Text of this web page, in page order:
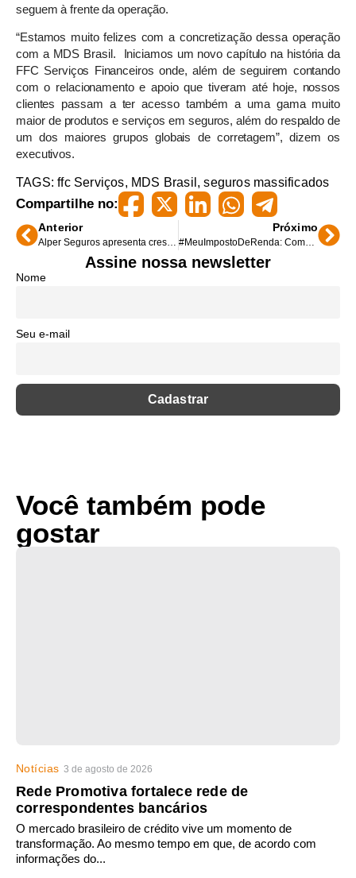
seguem à frente da operação.
“Estamos muito felizes com a concretização dessa operação
com a MDS Brasil. Iniciamos um novo capítulo na história da
FFC Serviços Financeiros onde, além de seguirem contando
com o relacionamento e apoio que tiveram até hoje, nossos
clientes passam a ter acesso também a uma gama muito
maior de produtos e serviços em seguros, além do respaldo de
um dos maiores grupos globais de corretagem”, dizem os
executivos.
TAGS: ffc Serviços, MDS Brasil ,seguros massificados
Compartilhe no:
Anterior Próximo
#MeuImpostoDeRenda: Como declarar o plano de previdência privada no IRPF 2024?
Assine nossa newsletter
Nome
Seu e-mail
Você também pode
gostar
Notícias 3 de agosto de 2026
Rede Promotiva fortalece rede de
correspondentes bancários
O mercado brasileiro de crédito vive um momento de
transformação. Ao mesmo tempo em que, de acordo com
informações do...